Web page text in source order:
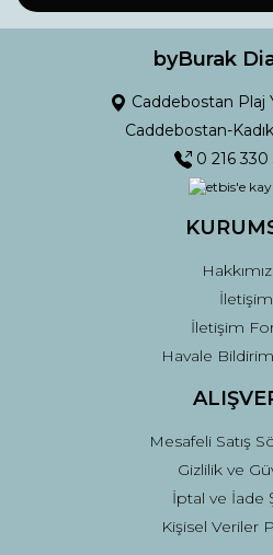
Ürün fiyatı diğer sitelerden daha
Gönder
byBurak
Caddebostan Plaj
Caddebostan-
0 216 330
İletişim
İletişim
Havale
Mesafeli Satış
Gizlilik ve
İptal ve İade
Kişisel Veriler